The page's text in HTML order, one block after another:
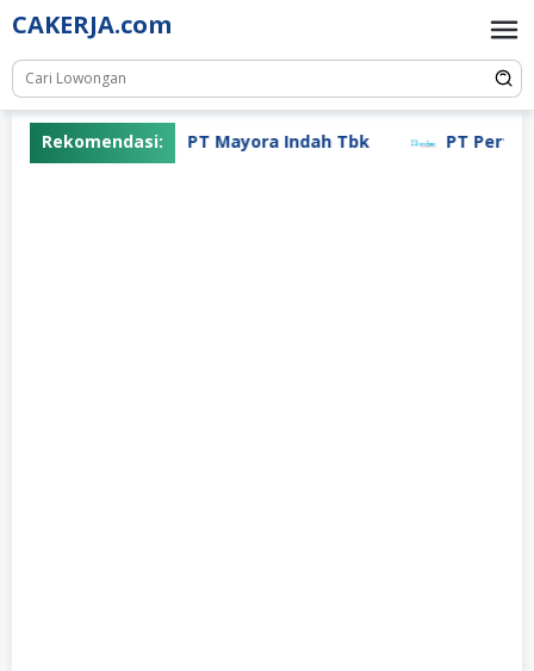
Skip
to
content
CAKERJA.com
Rekomendasi: PT Mayora Indah Tbk PT Pertiwi